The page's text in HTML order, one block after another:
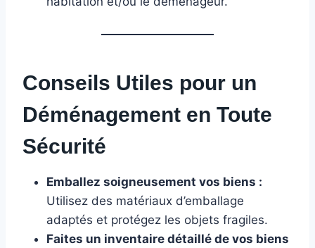
Conseils Utiles pour un
Déménagement en Toute
Sécurité
Emballez soigneusement vos biens :
Utilisez des matériaux d’emballage
adaptés et protégez les objets fragiles.
Faites un inventaire détaillé de vos biens